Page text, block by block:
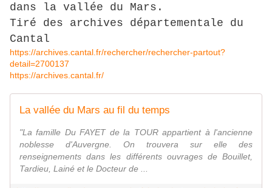
dans la vallée du Mars.
Tiré des archives départementale du
Cantal
https://archives.cantal.fr/rechercher/rechercher-partout?
detail=2700137
https://archives.cantal.fr/
La vallée du Mars au fil du temps
"La famille Du FAYET de la TOUR appartient à l'ancienne
noblesse d'Auvergne. On trouvera sur elle des
renseignements dans les différents ouvrages de Bouillet,
Tardieu, Lainé et le Docteur de ...